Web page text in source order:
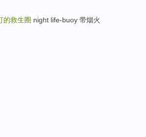
的救生圈 night life-buoy 带烟火